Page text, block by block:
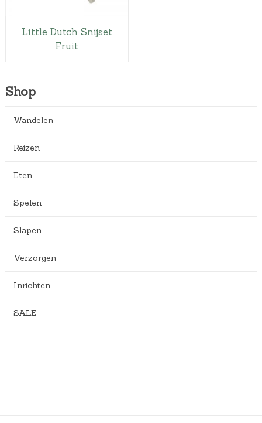
Little Dutch Snijset
Fruit
Shop
Wandelen
Reizen
Eten
Spelen
Slapen
Verzorgen
Inrichten
SALE